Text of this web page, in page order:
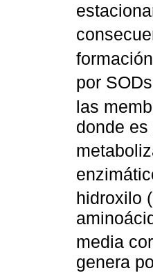
por SODs
las
donde
hidroxilo (
media
genera